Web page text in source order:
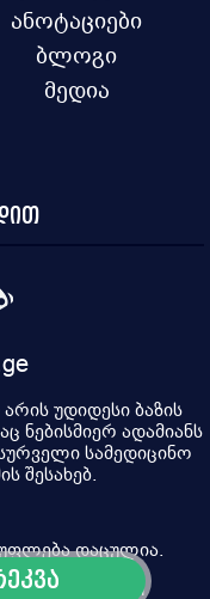
ანოტაციები
ბლოგი
მედია
უდიდესი ბაზის
ნებისმიერ ადამიანს
სამედიცინო
შესახებ.
დაცულია.
of "Digital